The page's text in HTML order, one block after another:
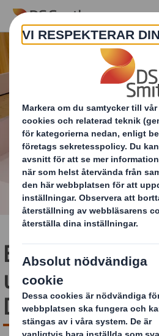
Skip to main content
Bruno
utställning i
DS Smith